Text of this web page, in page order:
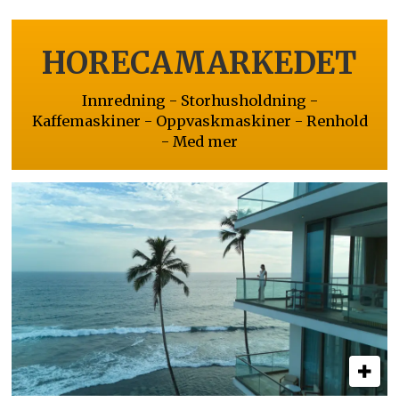
HORECAMARKEDET
Innredning - Storhusholdning -
Kaffemaskiner - Oppvaskmaskiner - Renhold
- Med mer